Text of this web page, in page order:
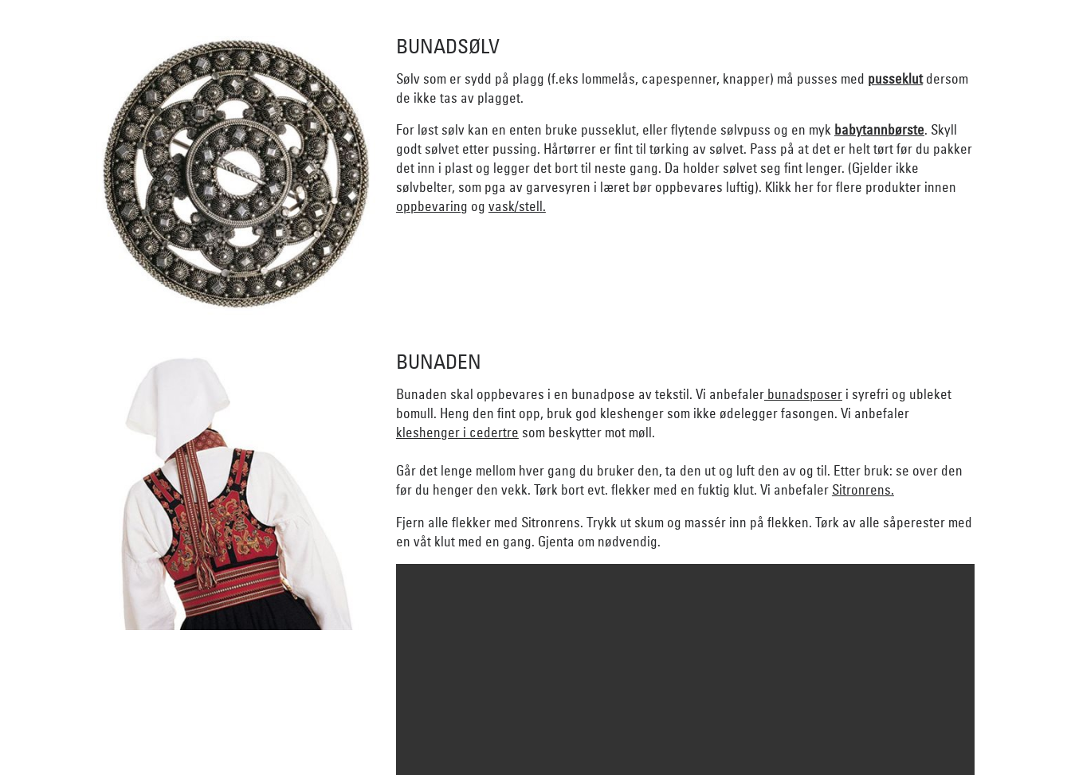
BUNADSØLV
Sølv som er sydd på plagg (f.eks lommelås, capespenner, knapper) må pusses med pusseklutdersom
de ikke tas av plagget.
For løst sølv kan en enten bruke pusseklut, eller flytende sølvpuss og en myk babytannbørste. Skyll
godt sølvet etter pussing. Hårtørrer er fint til tørking av sølvet. Pass på at det er helt tørt før du pakker
det inn i plast og legger det bort til neste gang. Da holder sølvet seg fint lenger. (Gjelder ikke
sølvbelter, som pga av garvesyren i læret bør oppbevares luftig). Klikk her for flere produkter innen
oppbevaring og vask/stell.
BUNADEN
Bunaden skal oppbevares i en bunadpose av tekstil. Vi anbefalerbunadsposeri syrefri og ubleket
bomull. Heng den fint opp, bruk god kleshenger som ikke ødelegger fasongen. Vi anbefaler
kleshenger i cedertre som beskytter mot møll.
Går det lenge mellom hver gang du bruker den, ta den ut og luft den av og til. Etter bruk: se over den
før du henger den vekk. Tørk bort evt. flekker med en fuktig klut. Vi anbefaler Sitronrens.
Fjern alle flekker med Sitronrens. Trykk ut skum og massér inn på flekken. Tørk av alle såperester med
en våt klut med en gang. Gjenta om nødvendig.